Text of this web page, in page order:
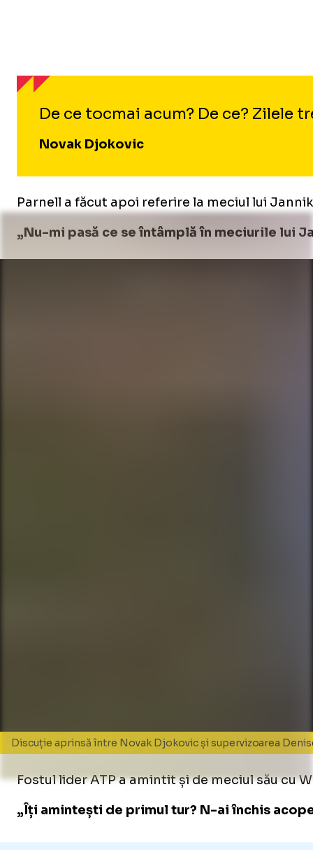
De ce tocmai acum? De ce? Zilele
Novak Djokovic
Parnell a făcut apoi referire la meciul lui
„Nu-mi pasă ce se întâmplă în meciurile lui
Discuție aprinsă între Novak Djokovic și supervizoarea
Fostul lider ATP a amintit și de meciul său cu
„Îți amintești de primul tur? N-ai închis